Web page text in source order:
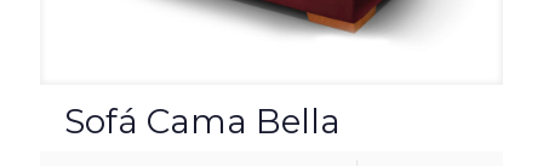
Sofá Cama Bella